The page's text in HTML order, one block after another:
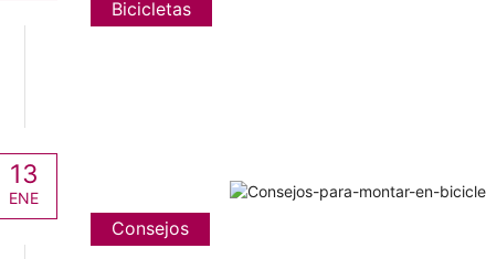
Bicicletas
Consejos
13
ENE